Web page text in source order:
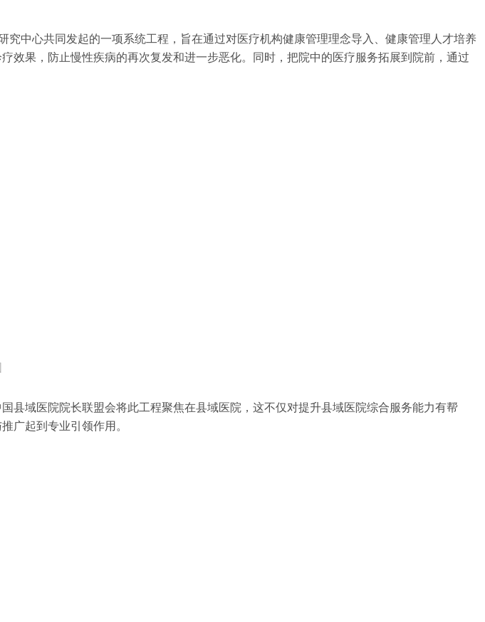
中心共同发起的一项系统工程，旨在通过对医疗机构健康管理理念导入、健康管理人才培养
效果，防止慢性疾病的再次复发和进一步恶化。同时，把院中的医疗服务拓展到院前，通过
县域医院院长联盟会将此工程聚焦在县域医院，这不仅对提升县域医院综合服务能力有帮
广起到专业引领作用。